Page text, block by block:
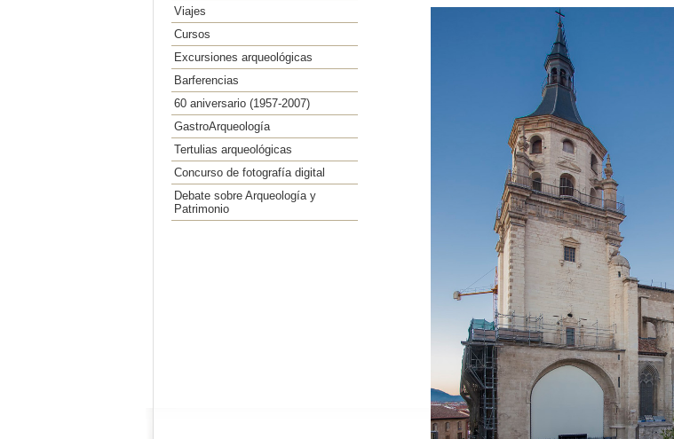
Viajes
Cursos
Excursiones arqueológicas
Barferencias
60 aniversario (1957-2007)
GastroArqueología
Tertulias arqueológicas
Concurso de fotografía digital
Debate sobre Arqueología y
Patrimonio